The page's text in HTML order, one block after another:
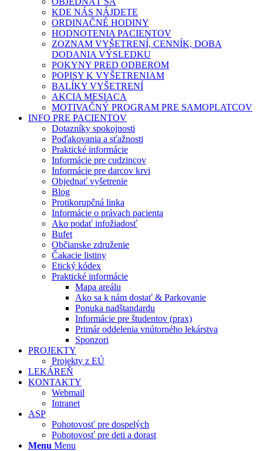
KDE NÁS NÁJDETE
ORDINAČNÉ HODINY
HODNOTENIA PACIENTOV
ZOZNAM VYŠETRENÍ, CENNÍK, DOBA
DODANIA VÝSLEDKU
POKYNY PRED ODBEROM
POPISY K VYŠETRENIAM
BALÍKY VYŠETRENÍ
AKCIA MESIACA
MOTIVAČNÝ PROGRAM PRE SAMOPLATCOV
INFO PRE PACIENTOV
Dotazníky spokojnosti
Poďakovania a sťažnosti
Praktické informácie
Informácie pre cudzincov
Informácie pre darcov krvi
Objednať vyšetrenie
Blog
Protikorupčná linka
Informácie o právach pacienta
Ako podať infožiadosť
Bufet
Občianske združenie
Čakacie listiny
Etický kódex
Praktické informácie
Mapa areálu
Ako sa k nám dostať & Parkovanie
Ponuka nadštandardu
Informácie pre študentov (prax)
Primár oddelenia vnútorného lekárstva
Sponzori
PROJEKTY
Projekty z EÚ
LEKÁREŇ
KONTAKTY
Webmail
Intranet
ASP
Pohotovosť pre dospelých
Pohotovosť pre deti a dorast
Menu Menu